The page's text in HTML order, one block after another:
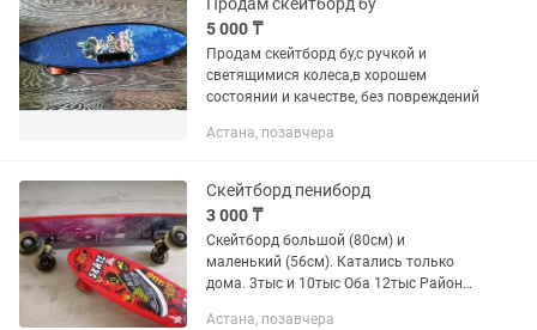
5 000 ₸
Продам скейтборд бу,с ручкой и
светящимися колеса,в хорошем
состоянии и качестве, без повреждений
Астана, позавчера
Скейтборд пениборд
3 000 ₸
Скейтборд большой (80см) и
маленький (56см). Катались только
дома. 3тыс и 10тыс Оба 12тыс Район
Астана, позавчера